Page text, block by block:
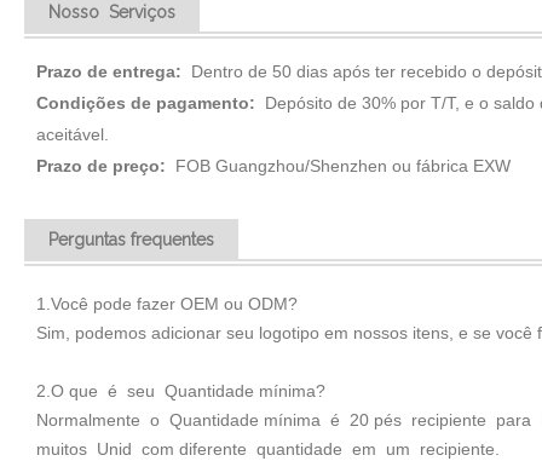
Nosso Serviços
Prazo de entrega: Dentro de 50 dias após ter recebido o
Condições de pagamento: Depósito de 30% por T/T, e o
aceitável.
Prazo de preço: FOB Guangzhou/Shenzhen ou fábrica EXW
Perguntas frequentes
1.Você pode fazer OEM ou ODM?
Sim, podemos adicionar seu logotipo em nossos itens, e se
2.O que é seu Quantidade mínima?
Normalmente o Quantidade mínima é 20 pés recipiente
muitos Unid com diferente quantidade em um recipiente.